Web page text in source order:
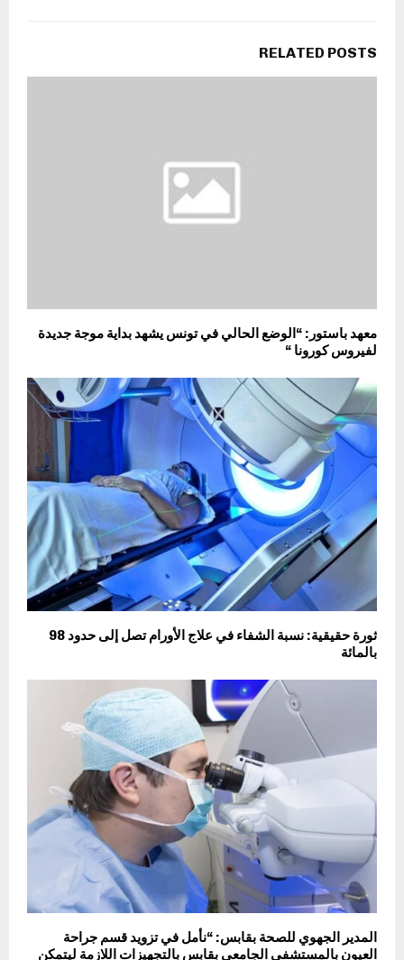
RELATED POSTS
معهد باستور: “الوضع الحالي في تونس يشهد بداية موجة جديدة
لفيروس كورونا “
ثورة حقيقية: نسبة الشفاء في علاج الأورام تصل إلى حدود 98
بالمائة
المدير الجهوي للصحة بقابس: “نأمل في تزويد قسم جراحة
العيون بالمستشفى الجامعي بقابس بالتجهيزات اللازمة ليتمكن